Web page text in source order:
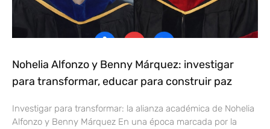
Nohelia Alfonzo y Benny Márquez: investigar
para transformar, educar para construir paz
Investigar para transformar: la alianza académica de Nohelia
Alfonzo y Benny Márquez En una época marcada por la